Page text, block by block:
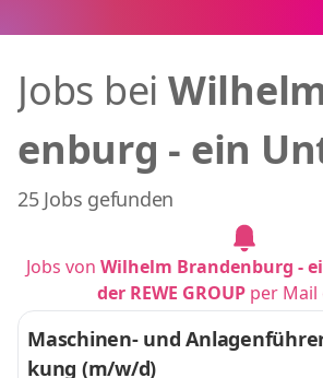
Jobs bei
enburg - ein
men der REWE
25 Jobs gefunden
Jobs von Wilhelm Brandenburg -
der REWE GROUP per
Maschinen- und
kung (m/w/d)